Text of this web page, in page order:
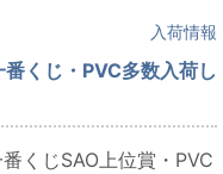
入荷情報
番くじ・PVC多数入荷し
番くじSAO上位賞・PVC